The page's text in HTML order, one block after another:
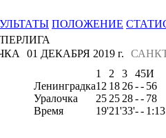
ПОЛОЖЕНИЕ
01 ДЕКАБРЯ 2019 г.
1 2 3 45И
Ленинградка12 18 26-- 56
Уралочка
25 25 28-- 78
Время
19'21'33'-- 1:13